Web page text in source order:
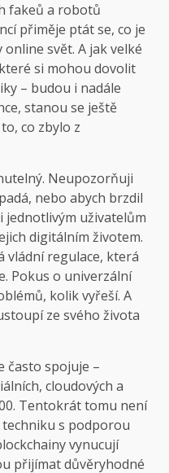
fakeů a robotů
přiměje ptát se, co je
svět. A jak velké
si mohou dovolit
– budou i nadále
stanou se ještě
co zbylo z
Neupozorňuji
nebo abych brzdil
uživatelům
digitálním životem.
vládní regulace, která
Pokus o univerzální
kolik vyřeší. A
ze svého života
často spojuje –
cloudových a
Tentokrát tomu není
​​s podporou
vynucují
přijímat důvěryhodné